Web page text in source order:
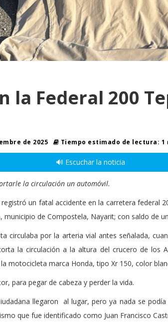
la Federal 200
de 2025 Tiempo estimado de lectura: 1
🔊 Escuchar la noticia
la circulación un automóvil.
un fatal accidente en la carretera federal
municipio de Compostela, Nayarit; con saldo de
circulaba por la arteria vial antes señalada,
la circulación a la altura del crucero de los
motocicleta marca Honda, tipo Xr 150, color
para pegar de cabeza y perder la vida.
llegaron al lugar, pero ya nada se
que fue identificado como Juan Francisco